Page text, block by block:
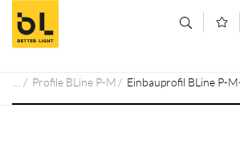
Zum Inhalt springen (Alt+0)
Zum Hauptmenü springen (Alt+1)
Profile BLine P-M Einbauprofil BLine P-